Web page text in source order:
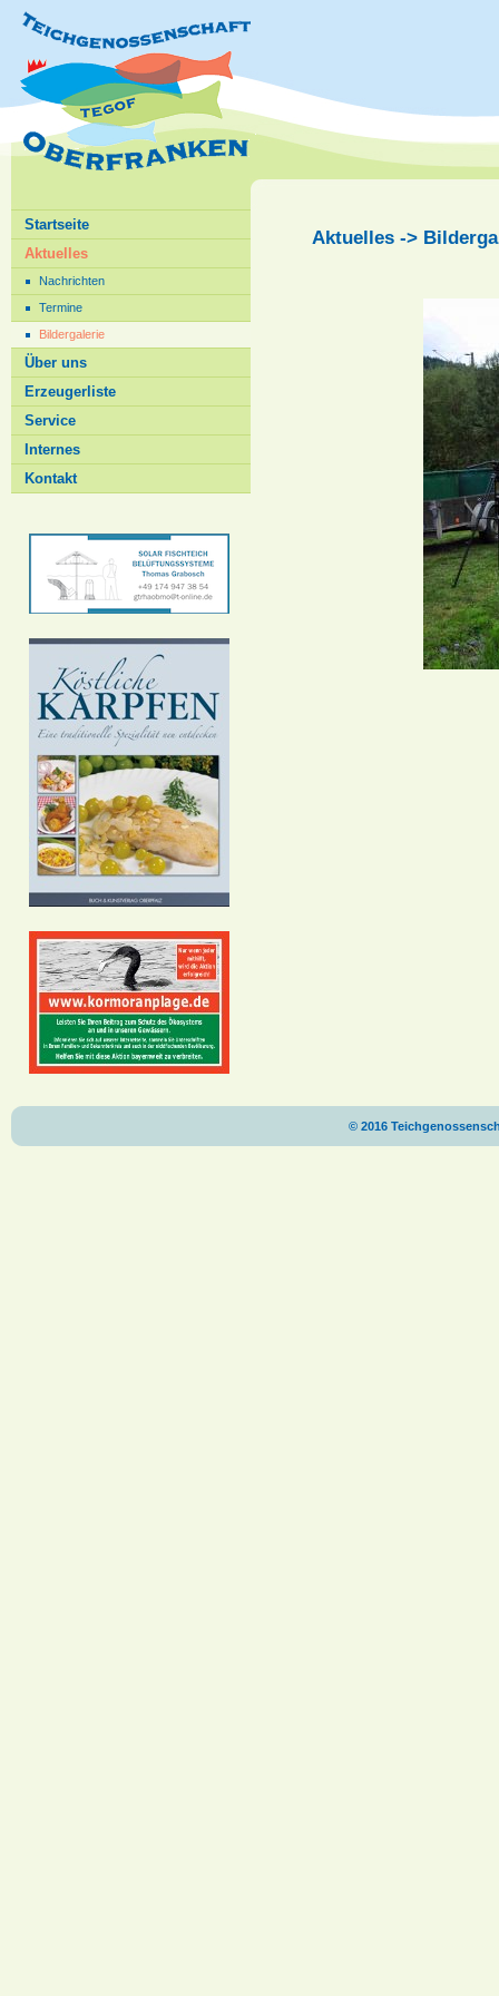
Startseite
Aktuelles
Nachrichten
Termine
Bildergalerie
Über uns
Erzeugerliste
Service
Internes
Kontakt
Aktuelles ->
© 2016